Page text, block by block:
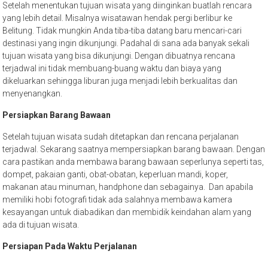
Setelah menentukan tujuan wisata yang diinginkan buatlah rencara
yang lebih detail. Misalnya wisatawan hendak pergi berlibur ke
Belitung. Tidak mungkin Anda tiba-tiba datang baru mencari-cari
destinasi yang ingin dikunjungi. Padahal di sana ada banyak sekali
tujuan wisata yang bisa dikunjungi. Dengan dibuatnya rencana
terjadwal ini tidak membuang-buang waktu dan biaya yang
dikeluarkan sehingga liburan juga menjadi lebih berkualitas dan
menyenangkan.
Persiapkan Barang Bawaan
Setelah tujuan wisata sudah ditetapkan dan rencana perjalanan
terjadwal. Sekarang saatnya mempersiapkan barang bawaan. Dengan
cara pastikan anda membawa barang bawaan seperlunya seperti tas,
dompet, pakaian ganti, obat-obatan, keperluan mandi, koper,
makanan atau minuman, handphone dan sebagainya. Dan apabila
memiliki hobi fotografi tidak ada salahnya membawa kamera
kesayangan untuk diabadikan dan membidik keindahan alam yang
ada di tujuan wisata.
Persiapan Pada Waktu Perjalanan